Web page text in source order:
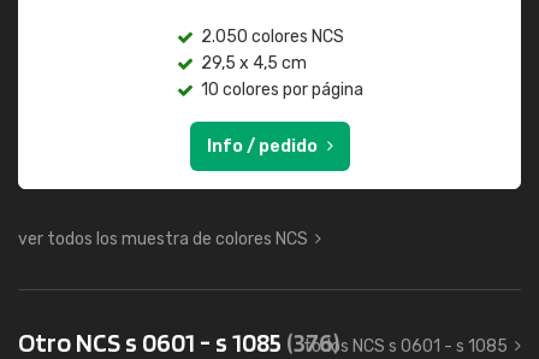
2.050 colores NCS
29,5 x 4,5 cm
10 colores por página
Info / pedido
ver todos los muestra de colores NCS
Otro NCS s 0601 - s 1085 (376)
todos NCS s 0601 - s 1085